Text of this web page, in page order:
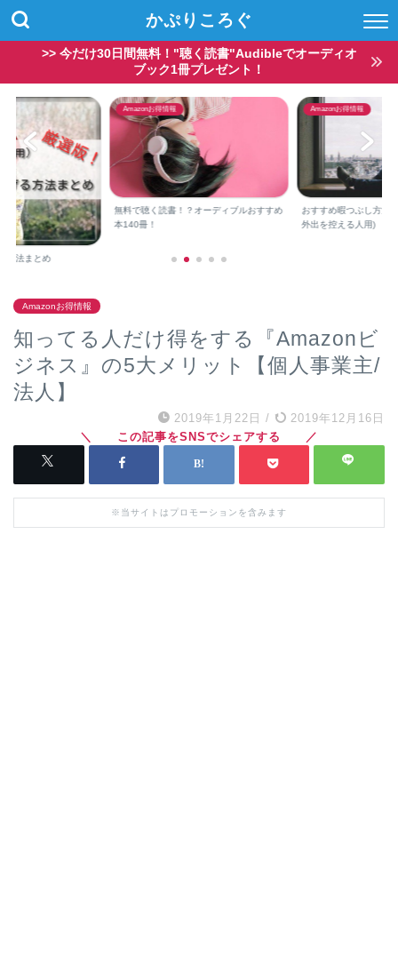
かぷりころぐ
>> 今だけ30日間無料！"聴く読書"Audibleでオーディオ
ブック1冊プレゼント！
オーディブルおすすめ
Amazonお得情報
おすすめ暇つぶし方法(コロナウイルス⇒
外出を控える人用)
Amazonお得情報
Amazonで1,000円ゲッ
Amazonお得情報
知ってる人だけ得をする『Amazonビ
ジネス』の5大メリット【個人事業主/
法人】
2019年1月22日 / 2019年12月16日
※当サイトはプロモーションを含みます